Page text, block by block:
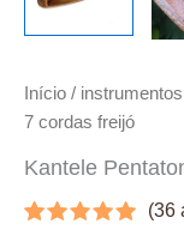
Início /
7 cordas freijó
Kantele
(36